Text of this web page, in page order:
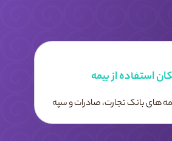
استفاده از بیمه
های بانک تجارت، صادرات و سپه